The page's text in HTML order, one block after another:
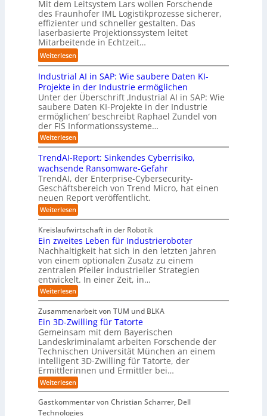
u
m
a
t
i
s
i
e
r
u
n
g
s
l
ö
s
u
n
g
e
n
d
e
r
I
n
d
u
s
t
r
i
e
a
u
t
o
m
a
t
i
s
i
e
r
u
n
g
n
d
u
s
t
r
a
l
u
s
i
n
s
s
E
c
o
s
y
s
t
e
m
o
n
F
o
r
m
w
a
y
s
b
i
a
t
i
o
n
.
O
r
g
w
ä
c
h
s
t
w
e
i
t
e
r
d
i
e
z
e
g
t
M
i
s
s
t
r
a
u
e
n
g
e
g
e
n
b
e
r
n
i
c
-
e
u
r
o
p
ä
Mit dem Leitsystem Lars wollen Forschende
des Fraunhofer IML Logistikprozesse sicherer,
effizienter und schneller gestalten. Das
laserbasierte Projektionssystem leitet
Mitarbeitende in Echtzeit…
Weiterlesen:
L
a
r
s
h
i
l
f
t
b
e
i
d
e
r
O
r
i
e
n
i
e
r
u
n
g
Industrial AI in SAP: Wie saubere Daten KI-
Projekte in der Industrie ermöglichen
Unter der Überschrift ‚Industrial AI in SAP: Wie
saubere Daten KI-Projekte in der Industrie
ermöglichen‘ beschreibt Raphael Zundel von
der FIS Informationssysteme…
Weiterlesen:
I
n
d
u
s
t
r
i
a
l
A
I
i
n
S
P
:
W
i
e
s
a
u
b
e
r
e
D
a
e
n
TrendAI-Report: Sinkendes Cyberrisiko,
wachsende Ransomware-Gefahr
TrendAI, der Enterprise-Cybersecurity-
Geschäftsbereich von Trend Micro, hat einen
neuen Report veröffentlicht.
Weiterlesen:
T
e
n
d
A
-
R
e
p
o
t
:
S
i
n
k
e
n
d
e
Kreislaufwirtschaft in der Robotik
Ein zweites Leben für Industrieroboter
Nachhaltigkeit hat sich in den letzten Jahren
von einem optionalen Zusatz zu einem
zentralen Pfeiler industrieller Strategien
entwickelt. In einer Zeit, in…
Weiterlesen:
E
n
z
w
e
i
t
e
s
L
e
b
e
Zusammenarbeit von TUM und BLKA
Ein 3D-Zwilling für Tatorte
Gemeinsam mit dem Bayerischen
Landeskriminalamt arbeiten Forschende der
Technischen Universität München an einem
intelligent 3D-Zwilling für Tatorte, der
Ermittlerinnen und Ermittler bei…
Weiterlesen:
E
n
Gastkommentar von Christian Scharrer, Dell
Technologies